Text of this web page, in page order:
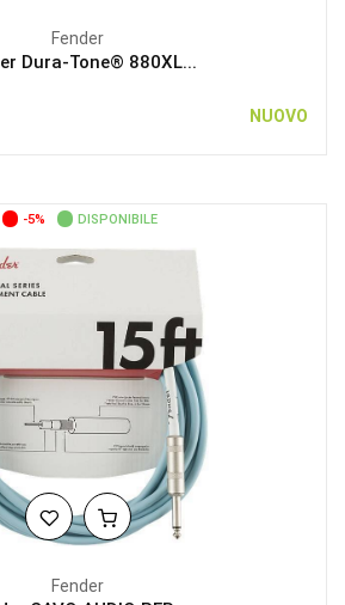
Fender
Dura-Tone® 880XL...
NUOVO
-5% DISPONIBILE
Fender